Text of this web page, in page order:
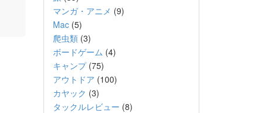
マンガ・アニメ (9)
Mac(5)
爬虫類(3)
ボードゲーム (4)
キャンプ(75)
アウトドア (100)
カヤック (3)
タックルレビュー (8)